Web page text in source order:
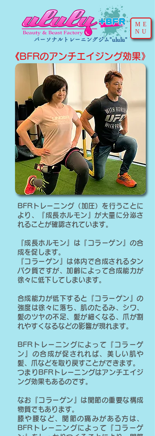
ME
NU
パーソナルトレーニングジム"ululu"
BFRトレーニング（加圧）を行うことに
より、『成長ホルモン』が大量に分泌さ
れることが確認されています。
『成長ホルモン』は『コラーゲン』の合
成を促します。
『コラーゲン』は体内で合成されるタン
パク質ですが、加齢によって合成能力が
徐々に低下してしまいます。
合成能力が低下すると『コラーゲン』の
強度は徐々に落ち、肌のたるみ、シワ、
髪のツヤの不足、髪が細くなる、爪が割
れやすくなるなどの影響が現れます。
BFRトレーニングによって『コラーゲ
ン』の合成が促されれば、美しい肌や
髪、爪などを取り戻すことができます。
つまりBFRトレーニングはアンチエイジ
ング効果もあるのです。
なお『コラーゲン』は関節の重要な構成
物質でもあります。
膝や腰など、関節の痛みがある方は、
BFRトレーニングによって『コラーゲ
《BFRのアンチエイジング効果》